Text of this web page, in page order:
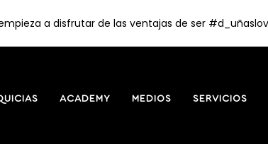
ACADEMY MEDIOS SERVICIOS
a disfrutar de las ventajas de ser